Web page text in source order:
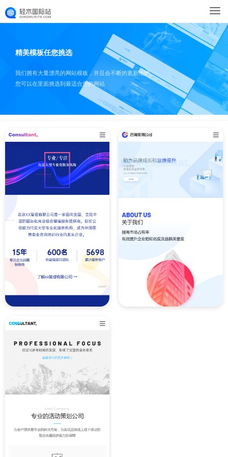
精美模板任您挑选
我们拥有大量漂亮的网站模板，并且会不断的更新维护。
您可以在里面挑选到最适合您的网站